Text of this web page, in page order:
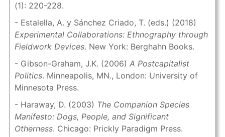
(1): 220-228.
- Estalella, A. y Sánchez Criado, T. (eds.) (2018)
Experimental Collaborations: Ethnography through
Fieldwork Devices. New York: Berghahn Books.
- Gibson-Graham, J.K. (2006) A Postcapitalist
Politics. Minneapolis, MN., London: University of
Minnesota Press.
- Haraway, D. (2003) The Companion Species
Manifesto: Dogs, People, and Significant
Otherness. Chicago: Prickly Paradigm Press.